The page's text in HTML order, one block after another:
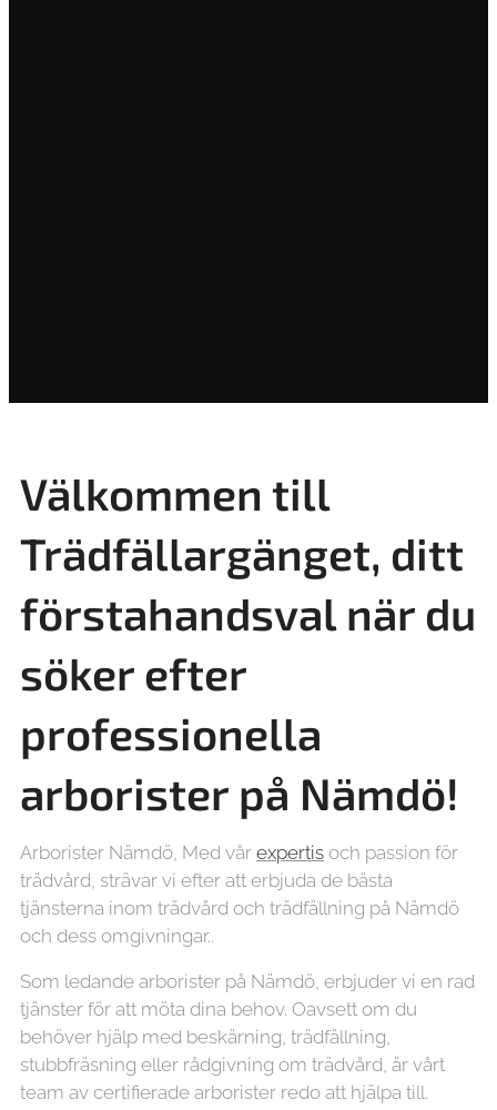
Välkommen till
Trädfällargänget, ditt
förstahandsval när du
söker efter
professionella
arborister på Nämdö!
Arborister Nämdö, Med vår expertis och passion för
trädvård, strävar vi efter att erbjuda de bästa
tjänsterna inom trädvård och trädfällning på Nämdö
och dess omgivningar..
Som ledande arborister på Nämdö, erbjuder vi en rad
tjänster för att möta dina behov. Oavsett om du
behöver hjälp med beskärning, trädfällning,
stubbfräsning eller rådgivning om trädvård, är vårt
team av certifierade arborister redo att hjälpa till.